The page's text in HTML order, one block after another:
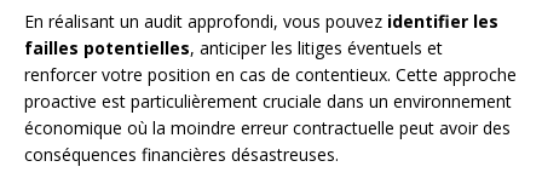
En réalisant un audit approfondi, vous pouvez identifier les
failles potentielles, anticiper les litiges éventuels et
renforcer votre position en cas de contentieux. Cette approche
proactive est particulièrement cruciale dans un environnement
économique où la moindre erreur contractuelle peut avoir des
conséquences financières désastreuses.